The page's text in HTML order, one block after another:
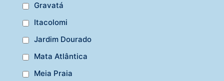
Gravatá
Itacolomi
Jardim Dourado
Mata Atlântica
Meia Praia